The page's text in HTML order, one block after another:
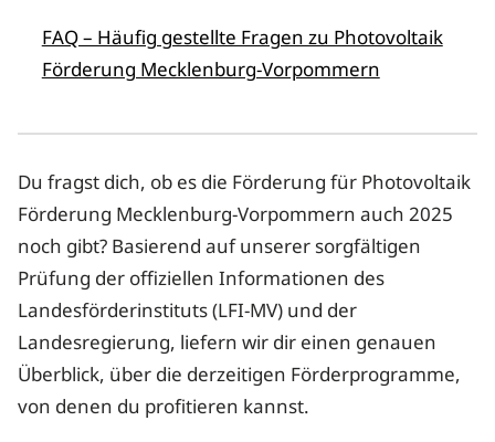
FAQ – Häufig gestellte Fragen zu Photovoltaik
Förderung Mecklenburg-Vorpommern
Du fragst dich, ob es die Förderung für Photovoltaik
Förderung Mecklenburg-Vorpommern auch 2025
noch gibt? Basierend auf unserer sorgfältigen
Prüfung der offiziellen Informationen des
Landesförderinstituts (LFI-MV) und der
Landesregierung, liefern wir dir einen genauen
Überblick, über die derzeitigen Förderprogramme,
von denen du profitieren kannst.